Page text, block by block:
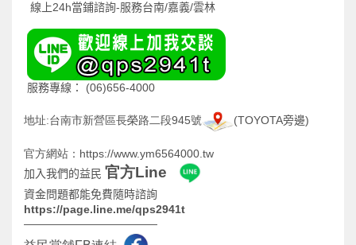
線上24h當鋪諮詢-服務台南/嘉義/雲林
服務專線： (06)656-4000
地址:台南市新營區長榮路二段945號 (TOYOTA旁邊)
官方網站： https://www.ym6564000.tw
加入我們的益民 官方Line
資金問題都能免費隨時諮詢
https://page.line.me/qps2941t
————————————